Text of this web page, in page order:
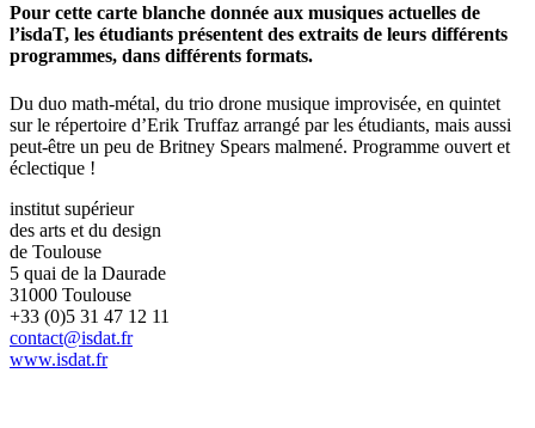
Pour cette carte blanche donnée aux musiques actuelles de
l’isdaT, les étudiants présentent des extraits de leurs différents
programmes, dans différents formats.
Du duo math-métal, du trio drone musique improvisée, en quintet
sur le répertoire d’Erik Truffaz arrangé par les étudiants, mais aussi
peut-être un peu de Britney Spears malmené. Programme ouvert et
éclectique !
institut supérieur
des arts et du design
de Toulouse
5 quai de la Daurade
31000 Toulouse
+33 (0)5 31 47 12 11
contact@isdat.fr
www.isdat.fr